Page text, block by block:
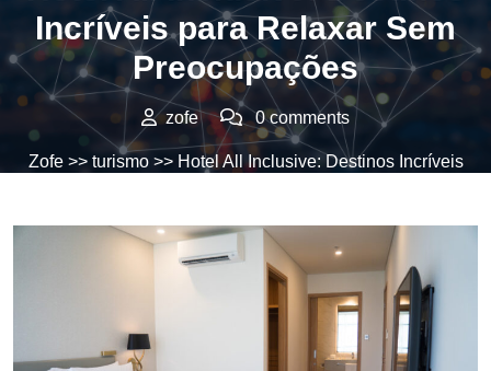
Incríveis para Relaxar Sem
Preocupações
zofe 0 comments
Zofe>> turismo>> Hotel All Inclusive: Destinos Incríveis